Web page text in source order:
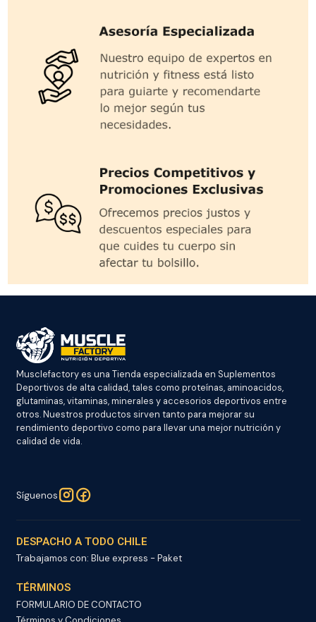
Musclefactory es una Tienda especializada en Suplementos
Deportivos de alta calidad, tales como proteínas, aminoacidos,
glutaminas, vitaminas, minerales y accesorios deportivos entre
otros. Nuestros productos sirven tanto para mejorar su
rendimiento deportivo como para llevar una mejor nutrición y
calidad de vida.
Síguenos
DESPACHO A TODO CHILE
Trabajamos con: Blue express - Paket
TÉRMINOS
FORMULARIO DE CONTACTO